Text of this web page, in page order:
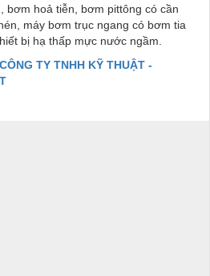
bơm hoả tiễn, bơm pittông có cần
máy bơm trục ngang có bơm tia
bị hạ thấp mực nước ngầm.
CÔNG TY TNHH KỸ THUẬT -